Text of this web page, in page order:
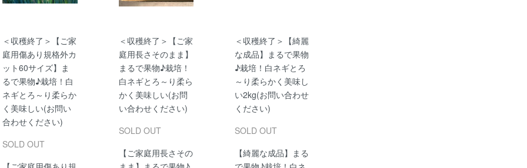
＜収穫終了＞【ご家
庭用傷あり規格外カ
ット60サイズ】ま
るで果物♪栽培！白
ネギとろ～り柔らか
く美味しい(お問い
合わせください)
SOLD OUT
＜収穫終了＞【ご家
庭用長さそのまま】
まるで果物♪栽培！
白ネギとろ～り柔ら
かく美味しい(お問
い合わせください)
SOLD OUT
【ご家庭用長さその
＜収穫終了＞【綺麗
な成品】まるで果物
♪栽培！白ネギとろ
～り柔らかく美味し
い2kg(お問い合わせ
ください)
SOLD OUT
【綺麗な成品】まる